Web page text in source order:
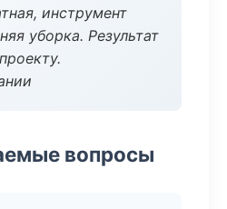
инструмент
уборка. Результат
вопросы